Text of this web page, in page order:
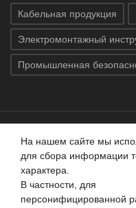
Кабельная продукция
Электромонтажный
Промышленная
Все права защищены
защищены.
Данный сайт не является
положениями
На нашем сайте мы
для сбора информации
характера.
В частности, для
персонифицированной